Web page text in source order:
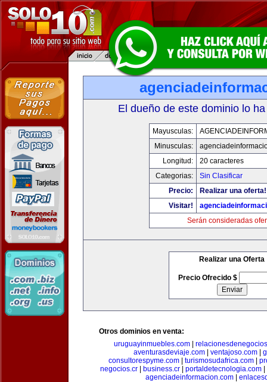
El dueño de este dominio lo
Mayusculas:
Minusculas:
Longitud:
20 caracteres
Categorias:
Sin Clasificar
Precio:
Realizar una oferta!
Visitar!
Serán consideradas
Realizar una Oferta
Precio Ofrecido $
Otros dominios en venta:
uruguayinmuebles.com|
aventurasdeviaje.com| ventajoso.com|
consultorespyme.com| turismosudafrica.com|
negocios.cr
business.cr portaldetecnologia.com
agenciadeinformacion.com